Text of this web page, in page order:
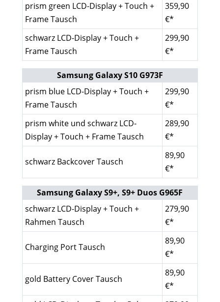
prism green LCD-Display + Touch +
Frame Tausch
359,90
€*
schwarz LCD-Display + Touch +
Frame Tausch
299,90
€*
Samsung Galaxy S10 G973F
prism blue LCD-Display + Touch +
Frame Tausch
299,90
€*
prism white und schwarz LCD-
Display + Touch + Frame Tausch
289,90
€*
schwarz Backcover Tausch
89,90
€*
Samsung Galaxy S9+, S9+ Duos G965F
schwarz LCD-Display + Touch +
Rahmen Tausch
279,90
€*
Charging Port Tausch
89,90
€*
gold Battery Cover Tausch
89,90
€*